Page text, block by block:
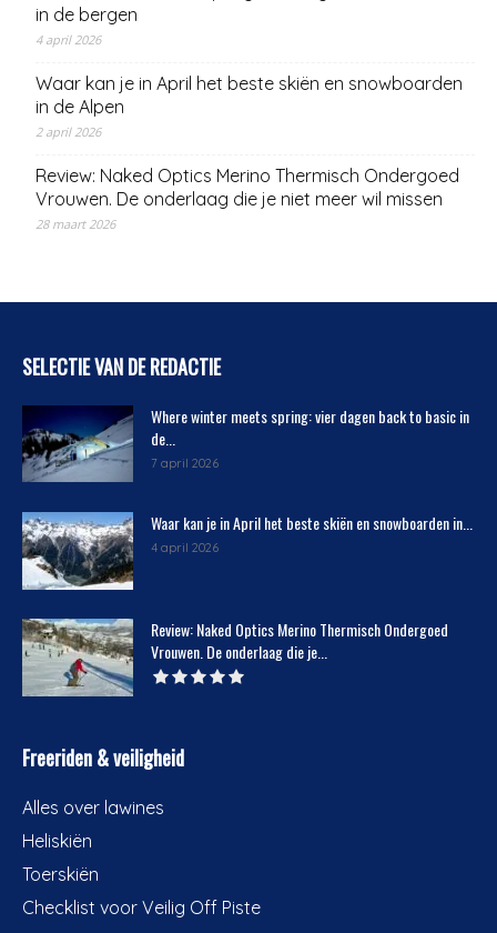
in de bergen
4 april 2026
Waar kan je in April het beste skiën en snowboarden
in de Alpen
2 april 2026
Review: Naked Optics Merino Thermisch Ondergoed
Vrouwen. De onderlaag die je niet meer wil missen
28 maart 2026
SELECTIE VAN DE REDACTIE
Where winter meets spring: vier dagen back to basic in
de...
7 april 2026
Waar kan je in April het beste skiën en snowboarden in...
4 april 2026
Review: Naked Optics Merino Thermisch Ondergoed
Vrouwen. De onderlaag die je...
Freeriden & veiligheid
Alles over lawines
Heliskiën
Toerskiën
Checklist voor Veilig Off Piste